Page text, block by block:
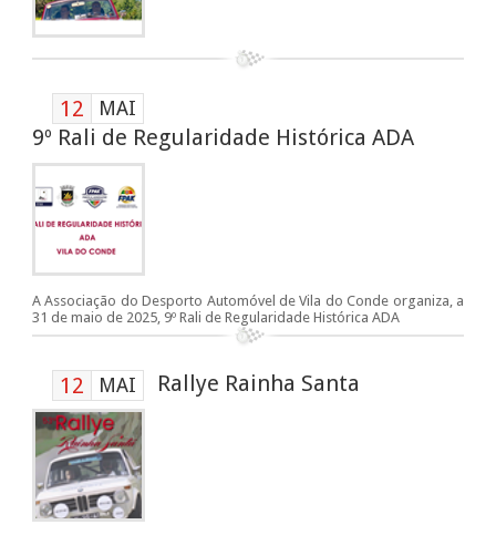
12 MAI
9º Rali de Regularidade Histórica ADA
A Associação do Desporto Automóvel de Vila do Conde organiza, a
31 de maio de 2025, 9º Rali de Regularidade Histórica ADA
12 MAI Rallye Rainha Santa